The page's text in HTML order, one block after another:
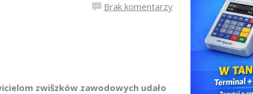
Brak komentarzy
zwišzków zawodowych udało